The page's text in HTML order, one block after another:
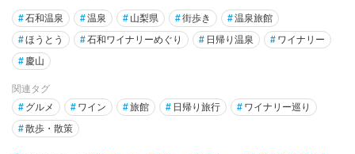
#石和温泉 #温泉 # 山梨県 #街歩き #温泉旅館
#ほうとう #石和ワイナリーめぐり # 日帰り温泉 # ワイナリー
# 慶山
関連タグ
# グルメ # ワイン #旅館 # 日帰り旅行 # ワイナリー巡り
#散歩・散策